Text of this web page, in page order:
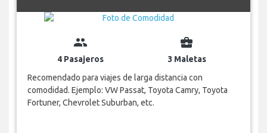
group
4 Pasajeros
business_center
3 Maletas
Recomendado para viajes de larga distancia con
comodidad. Ejemplo: VW Passat, Toyota Camry, Toyota
Fortuner, Chevrolet Suburban, etc.